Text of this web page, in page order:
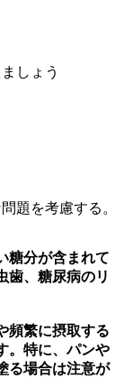
しょう
題を考慮する。
糖分が含まれて
歯、糖尿病のリ
頻繁に摂取する
。特に、パンや
る場合は注意が